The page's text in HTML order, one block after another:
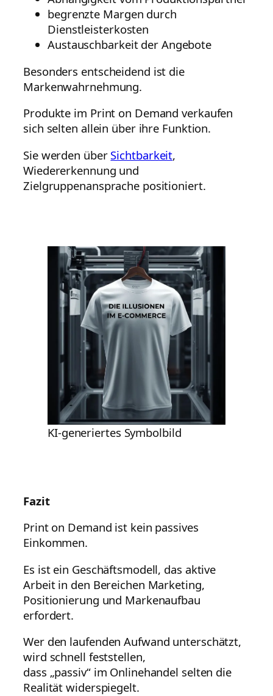
begrenzte Margen durch
Dienstleisterkosten
Austauschbarkeit der Angebote
Besonders entscheidend ist die
Markenwahrnehmung.
Produkte im Print on Demand verkaufen
sich selten allein über ihre Funktion.
Sie werden über Sichtbarkeit,
Wiedererkennung und
Zielgruppenansprache positioniert.
KI-generiertes Symbolbild
Fazit
Print on Demand ist kein passives
Einkommen.
Es ist ein Geschäftsmodell, das aktive
Arbeit in den Bereichen Marketing,
Positionierung und Markenaufbau
erfordert.
Wer den laufenden Aufwand unterschätzt,
wird schnell feststellen,
dass „passiv“ im Onlinehandel selten die
Realität widerspiegelt.